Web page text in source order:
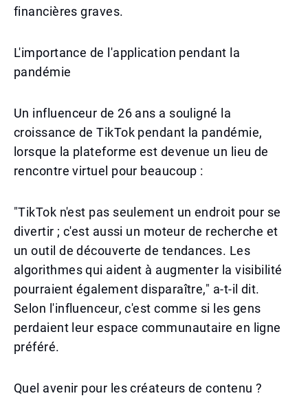
financières graves.
L'importance de l'application pendant la
pandémie
Un influenceur de 26 ans a souligné la
croissance de TikTok pendant la pandémie,
lorsque la plateforme est devenue un lieu de
rencontre virtuel pour beaucoup :
"TikTok n'est pas seulement un endroit pour se
divertir ; c'est aussi un moteur de recherche et
un outil de découverte de tendances. Les
algorithmes qui aident à augmenter la visibilité
pourraient également disparaître," a-t-il dit.
Selon l'influenceur, c'est comme si les gens
perdaient leur espace communautaire en ligne
préféré.
Quel avenir pour les créateurs de contenu ?